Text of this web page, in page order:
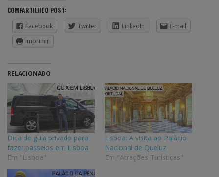
COMPARTILHE O POST:
Facebook
Twitter LinkedIn
E-mail
Imprimir
RELACIONADO
Dica de guia privado para
fazer passeios em Lisboa
Em "Lisboa"
Lisboa: A visita ao Palácio
Nacional de Queluz
Em "Atrações Turísticas"